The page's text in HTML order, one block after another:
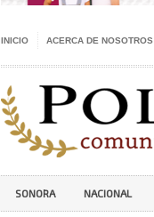
INICIO ACERCA DE NOSOTROS
SONORA NACIONAL